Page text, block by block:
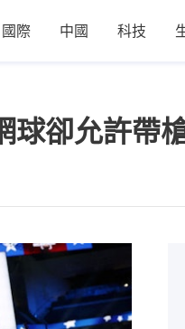
國際 中國 科技
球卻允許